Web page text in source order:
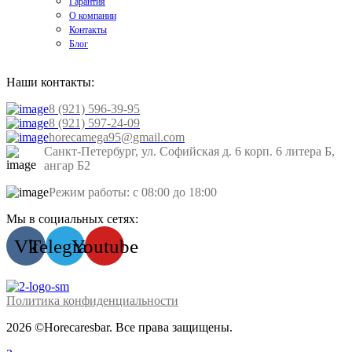
О компании
Контакты
Блог
Наши контакты:
8 (921) 596-39-95
8 (921) 597-24-09
horecamega95@gmail.com
Санкт-Петербург, ул. Софийская д. 6 корп. 6 литера Б,
ангар Б2
Режим работы: с 08:00 до 18:00
Мы в социальных сетях:
VkTelegramYoutube
2026 ©Horecaresbar. Все права защищены.
Политика конфиденциальности